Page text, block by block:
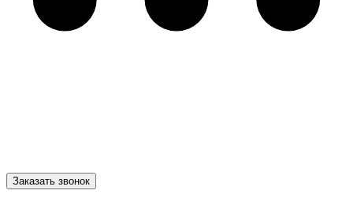
Заказать звонок